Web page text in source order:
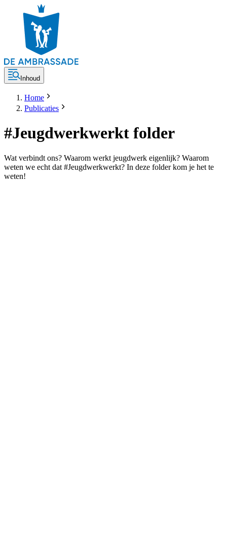
Inhoud
Home
Publicaties
#Jeugdwerkwerkt folder
Wat verbindt ons? Waarom werkt jeugdwerk eigenlijk? Waarom
weten we echt dat #Jeugdwerkwerkt? In deze folder kom je het te
weten!